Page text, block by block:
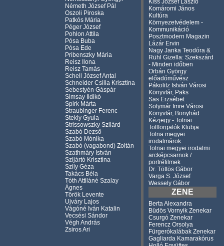
Németh JózsefPál
Oszoli Piroska
Patkós Mária
Péger József
Pohlon Attila
Pósa Buba
Pósa Ede
Pribenszky Mária
Reisz Ilona
Reisz Tamás
Schell József Antal
Schneider Csilla Krisztina
Sebestyén Gáspár
Simsay Ildikó
Spirk Márta
Straubinger Ferenc
Stekly Gyula
Strissowszky Szilárd
Szabó Dezső
Szabó Mónika
Szabó (vagabond) Zoltán
Szathmáry István
Szijártó Krisztina
Szily Géza
Takács Béla
Tóth Attiláné Szalay
Ágnes
Török Levente
Ujváry Lajos
Vágóné Iván Katalin
Vecsési Sándor
Végh András
Zsiros Ari
Kiss József László
Komáromi János
Kultúra
Környezetvédelem -
Kommunikáció
Posztmodern Magazin
Lázár Ervin
Nagy Janka Teodóra &
Rühl Gizella: Szekszárd
- Minden időben
Orbán György
előadóművész
Pákolitz István Városi
Könyvtár, Paks
Sas Erzsébet
Solymár Imre Városi
Könyvtár, Bonyhád
Kézjegy - Tolnai
Tollforgatók Klubja
Tolna megyei
irodalmárok
Tolnai megyei irodalmi
arcképcsarnok /
portréfilmek
Dr. Töttös Gábor
Varga S. József
Wessely Gábor
ZENE
Berta Alexandra
Büdös Vornyik Zenekar
Csurgó Zenekar
Ferencz Orsolya
Fürgerókalábak Zenekar
Gagliarda Kamarakórus